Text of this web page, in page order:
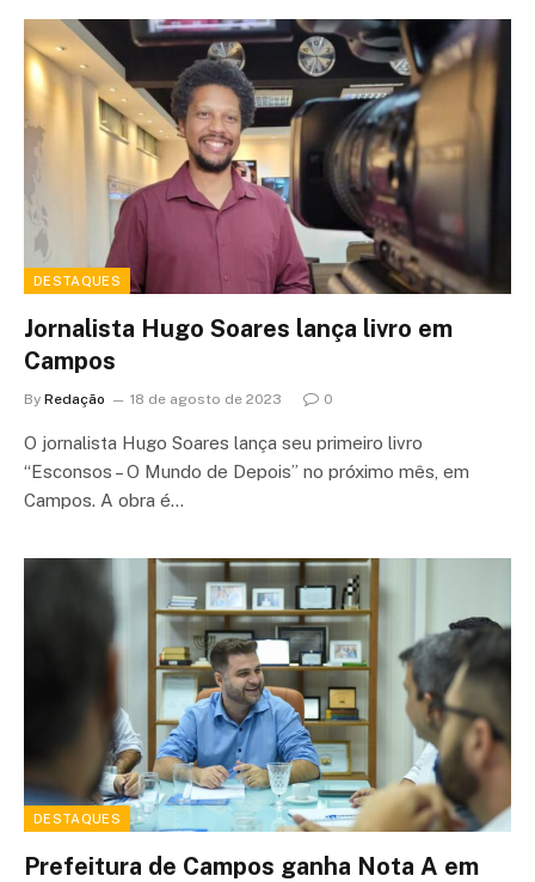
DESTAQUES
Jornalista Hugo Soares lança livro em
Campos
By Redação 18 de agosto de 2023 0
O jornalista Hugo Soares lança seu primeiro livro
“Esconsos – O Mundo de Depois” no próximo mês, em
Campos. A obra é…
DESTAQUES
Prefeitura de Campos ganha Nota A em